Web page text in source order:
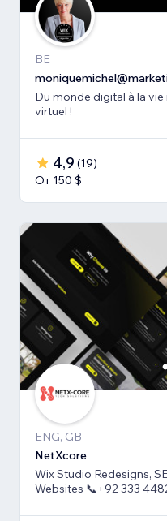
BE
Du monde digital à la
virtuel !
4,9 (19)
От 150 $
ENG, GB
NetXcore
Wix Studio Redesigns,
Websites 📞+92 333